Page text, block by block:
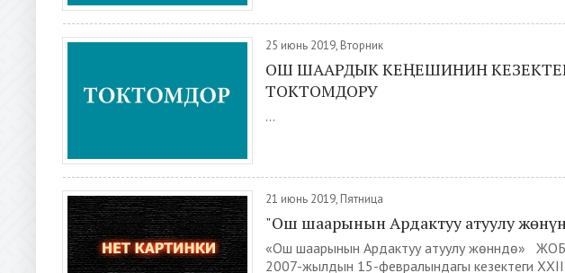
25 июнь 2019, Вторник
ОШ ШААРДЫК КЕҢЕШИНИН
ТОКТОМДОРУ
...
21 июнь 2019, Пятница
"Ош шаарынын Ардактуу атуулу
«Ош шаарынын Ардактуу атуулу жөнүндө»
2007-жылдын 15-февралындагы кезектеги